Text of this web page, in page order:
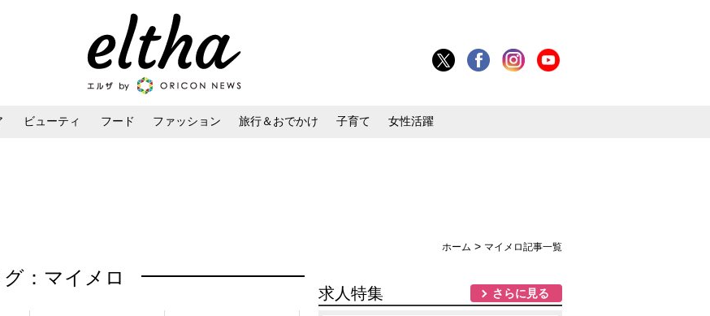
ビューティ フード ファッション 旅行＆おでかけ 子育て 女性活躍
ホーム > マイメロ記事一覧
グ：マイメロ
求人特集 さらに見る